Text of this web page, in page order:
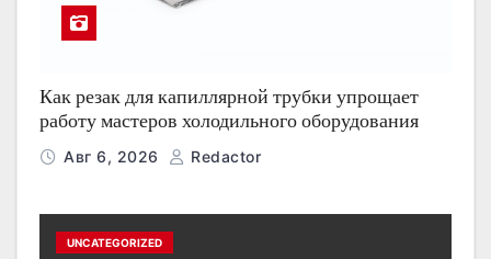
Как резак для капиллярной трубки упрощает
работу мастеров холодильного оборудования
Авг 6, 2026 Redactor
UNCATEGORIZED